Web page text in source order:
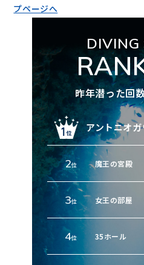
プページへ
DIVING
昨年潜った回
アントニオ
2位 魔王の宮殿
3位 女王の部屋
4位 35ホール